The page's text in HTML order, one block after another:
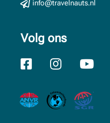
info@travelnauts.nl
Volg ons